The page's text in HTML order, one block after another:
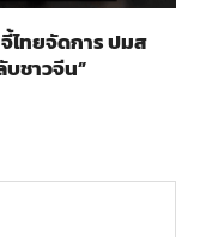
ไทยจัดการ ปมส
ชาวจีน”